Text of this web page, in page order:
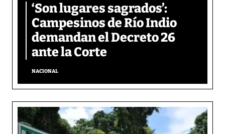
‘Son lugares sagrados’:
Campesinos de Río Indio
demandan el Decreto 26
ante la Corte
NACIONAL